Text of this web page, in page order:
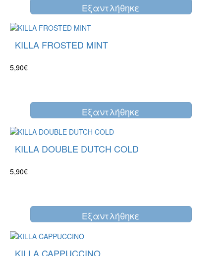
Eξαντλήθηκε
KILLA FROSTED MINT
5,90€
Eξαντλήθηκε
KILLA DOUBLE DUTCH COLD
5,90€
Eξαντλήθηκε
KILLA CAPPUCCINO